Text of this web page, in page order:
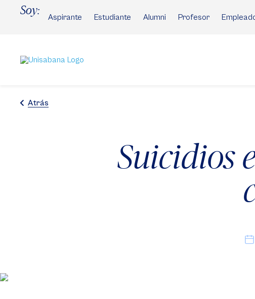
Soy:
Aspirante Estudiante Alumni Profesor
Atrás
Suicidios